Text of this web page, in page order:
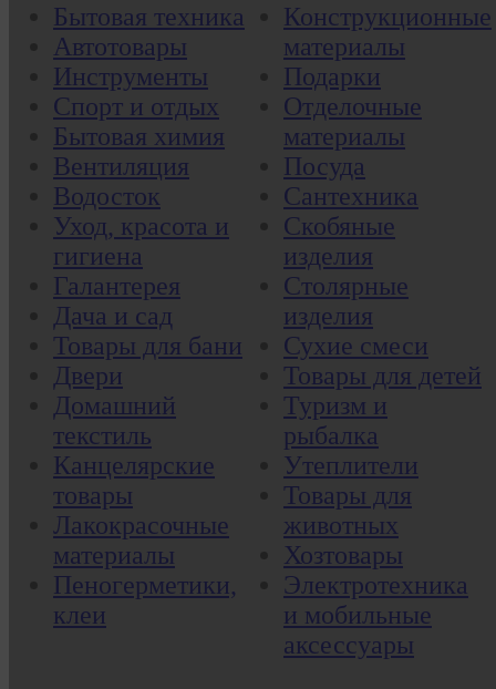
Бытовая техника
Автотовары
Инструменты
Спорт и отдых
Бытовая химия
Вентиляция
Водосток
Уход, красота и
гигиена
Галантерея
Дача и сад
Товары для бани
Двери
Домашний
текстиль
Канцелярские
товары
Лакокрасочные
материалы
Пеногерметики,
клеи
Конструкционные
материалы
Подарки
Отделочные
материалы
Посуда
Сантехника
Скобяные
изделия
Столярные
изделия
Сухие смеси
Товары для детей
Туризм и
рыбалка
Утеплители
Товары для
животных
Хозтовары
Электротехника
и мобильные
аксессуары